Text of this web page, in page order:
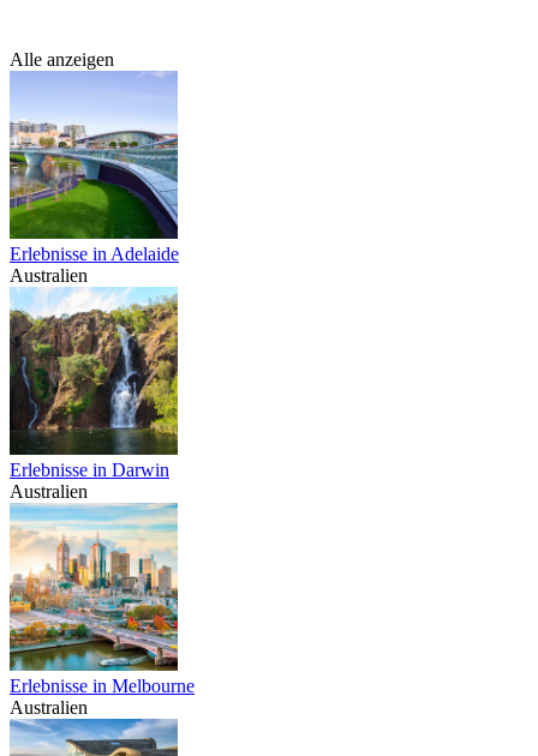
Alle anzeigen
Erlebnisse in Adelaide
Australien
Erlebnisse in Darwin
Australien
Erlebnisse in Melbourne
Australien